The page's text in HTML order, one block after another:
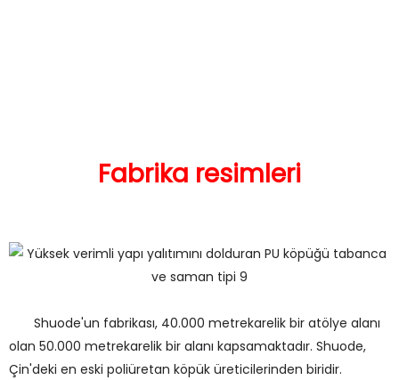
Fabrika resimleri
Shuode'un fabrikası, 40.000 metrekarelik bir atölye alanı
olan 50.000 metrekarelik bir alanı kapsamaktadır. Shuode,
Çin'deki en eski poliüretan köpük üreticilerinden biridir.